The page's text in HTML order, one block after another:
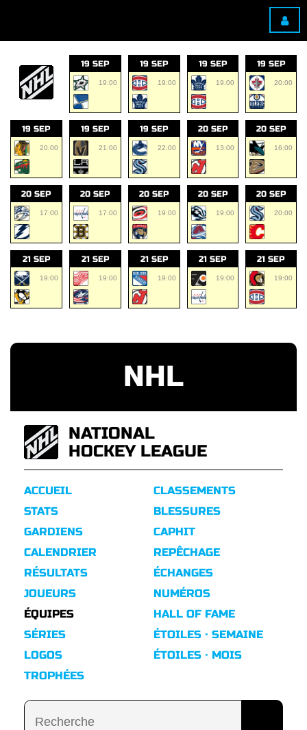
19 SEP
19:00
19 SEP
19:00
19 SEP
19:00
19 SEP
20:00
19 SEP
20:00
19 SEP
21:00
19 SEP
22:00
20 SEP
13:00
20 SEP
16:00
20 SEP
17:00
20 SEP
17:00
20 SEP
19:00
20 SEP
19:00
20 SEP
20:00
21 SEP
19:00
21 SEP
19:00
21 SEP
19:00
21 SEP
19:00
21 SEP
19:00
NHL
NATIONAL
HOCKEY LEAGUE
ACCUEIL
STATS
GARDIENS
CALENDRIER
RÉSULTATS
CLASSEMENTS
BLESSURES
CAPHIT
REPÊCHAGE
ÉCHANGES
JOUEURS
ÉQUIPES
SÉRIES
LOGOS
TROPHÉES
NUMÉROS
HALL OF FAME
ÉTOILES · SEMAINE
ÉTOILES · MOIS